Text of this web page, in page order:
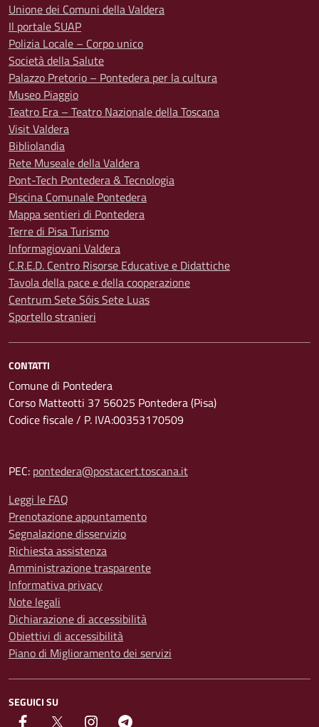
Unione dei Comuni della Valdera
Il portale SUAP
Polizia Locale – Corpo unico
Società della Salute
Palazzo Pretorio – Pontedera per la cultura
Museo Piaggio
Teatro Era – Teatro Nazionale della Toscana
Visit Valdera
Bibliolandia
Rete Museale della Valdera
Pont-Tech Pontedera & Tecnologia
Piscina Comunale Pontedera
Mappa sentieri di Pontedera
Terre di Pisa Turismo
Informagiovani Valdera
C.R.E.D. Centro Risorse Educative e Didattiche
Tavola della pace e della cooperazione
Centrum Sete Sóis Sete Luas
Sportello stranieri
CONTATTI
Comune di Pontedera
Corso Matteotti 37 56025 Pontedera (Pisa)
Codice fiscale / P. IVA:00353170509
PEC: pontedera@postacert.toscana.it
Leggi le FAQ
Prenotazione appuntamento
Segnalazione disservizio
Richiesta assistenza
Amministrazione trasparente
Informativa privacy
Note legali
Dichiarazione di accessibilità
Obiettivi di accessibilità
Piano di Miglioramento dei servizi
SEGUICI SU
facebook Twitter instagram